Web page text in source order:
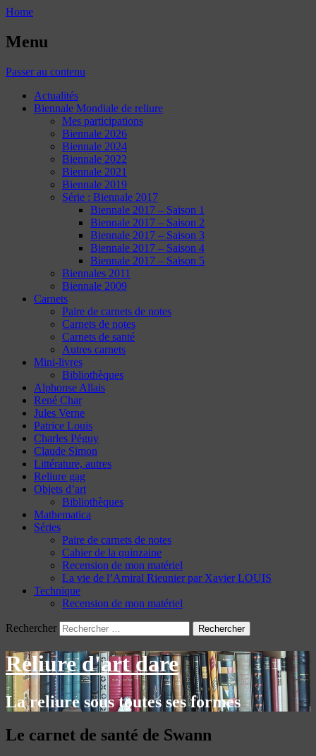
Home
Menu
Passer au contenu
Actualités
Biennale Mondiale de reliure
Mes participations
Biennale 2026
Biennale 2024
Biennale 2022
Biennale 2021
Biennale 2019
Série : Biennale 2017
Biennale 2017 – Saison 1
Biennale 2017 – Saison 2
Biennale 2017 – Saison 3
Biennale 2017 – Saison 4
Biennale 2017 – Saison 5
Biennales 2011
Biennale 2009
Carnets
Paire de carnets de notes
Carnets de notes
Carnets de santé
Autres carnets
Mini-livres
Bibliothèques
Alphonse Allais
René Char
Jules Verne
Patrice Louis
Charles Péguy
Claude Simon
Littérature, autres
Reliure gag
Objets d’art
Bibliothèques
Mathematica
Séries
Paire de carnets de notes
Cahier de la quinzaine
Recension de mon matériel
La vie de l’Amiral Rieunier par Xavier LOUIS
Technique
Recension de mon matériel
Rechercher
Reliure d'art dare
La reliure sous toutes ses formes
Le carnet de santé de Swann